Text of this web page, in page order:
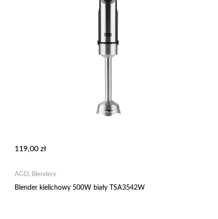
119,00 zł
AGD, Blendery
Blender kielichowy 500W biały TSA3542W